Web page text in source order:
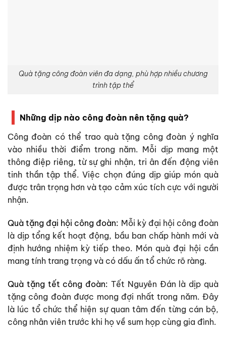
Quà tặng công đoàn viên đa dạng, phù hợp nhiều chương
trình tập thể
Những dịp nào công đoàn nên tặng quà?
Công đoàn có thể trao quà tặng công đoàn ý nghĩa
vào nhiều thời điểm trong năm. Mỗi dịp mang một
thông điệp riêng, từ sự ghi nhận, tri ân đến động viên
tinh thần tập thể. Việc chọn đúng dịp giúp món quà
được trân trọng hơn và tạo cảm xúc tích cực với người
nhận.
Quà tặng đại hội công đoàn: Mỗi kỳ đại hội công đoàn
là dịp tổng kết hoạt động, bầu ban chấp hành mới và
định hướng nhiệm kỳ tiếp theo. Món quà đại hội cần
mang tính trang trọng và có dấu ấn tổ chức rõ ràng.
Quà tặng tết công đoàn: Tết Nguyên Đán là dịp quà
tặng công đoàn được mong đợi nhất trong năm. Đây
là lúc tổ chức thể hiện sự quan tâm đến từng cán bộ,
công nhân viên trước khi họ về sum họp cùng gia đình.